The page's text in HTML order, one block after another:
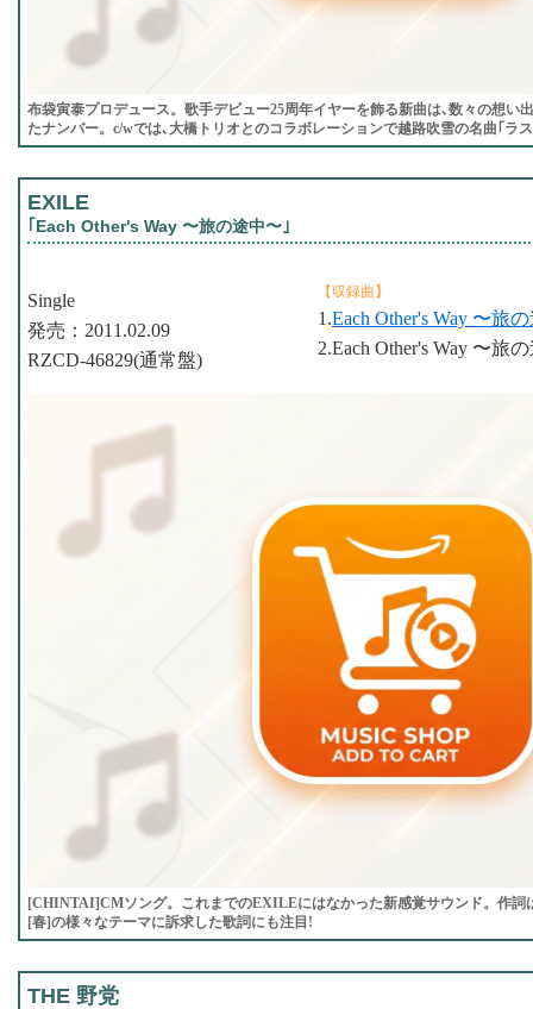
布袋寅泰プロデュース。歌手デビュー25周年イヤーを飾る新曲は､数々の想い
たナンバー。c/wでは､大橋トリオとのコラボレーションで越路吹雪の名曲｢ラ
EXILE
｢Each Other's Way 〜旅の途中〜｣
【収録曲】
1.Each Other's Way 〜旅
2.Each Other's Way 〜旅
Single
発売：2011.02.09
RZCD-46829(通常盤)
[CHINTAI]CMソング。これまでのEXILEにはなかった新感覚サウンド。作詞
[春]の様々なテーマに訴求した歌詞にも注目!
THE 野党